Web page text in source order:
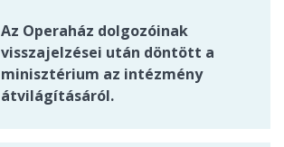
Az Operaház dolgozóinak
visszajelzései után döntött a
minisztérium az intézmény
átvilágításáról.